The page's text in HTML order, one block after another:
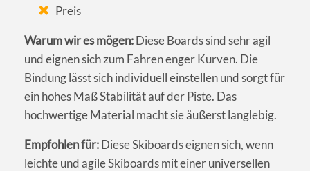
Preis
Warum wir es mögen:Diese Boards sind sehr agil
und eignen sich zum Fahren enger Kurven. Die
Bindung lässt sich individuell einstellen und sorgt für
ein hohes Maß Stabilität auf der Piste. Das
hochwertige Material macht sie äußerst langlebig.
Empfohlen für:Diese Skiboards eignen sich, wenn
leichte und agile Skiboards mit einer universellen